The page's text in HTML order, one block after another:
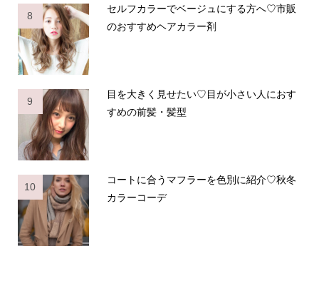
8
セルフカラーでベージュにする方へ♡市販
のおすすめヘアカラー剤
9
目を大きく見せたい♡目が小さい人におす
すめの前髪・髪型
10
コートに合うマフラーを色別に紹介♡秋冬
カラーコーデ